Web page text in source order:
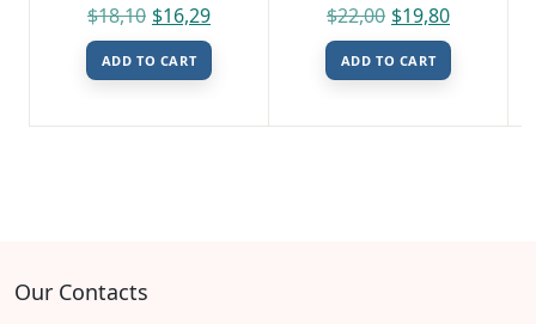
$18,10 $16,29
ADD TO CART
$22,00 $19,80
ADD TO CART
Our Contacts